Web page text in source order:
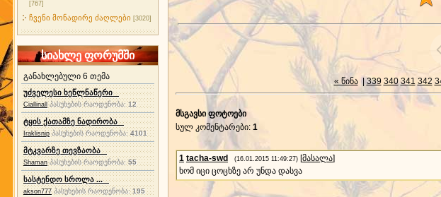
[767]
ჩვენი მონადირე ძაღლები [3020]
სიახლე ფორუმში
განახლებული 6 თემა
უძველესი ხეწლნაწერი
Ciallinall პასუხების რაოდენობა:12
ტყის ქათამზე ნადირობა
Iraklisnip პასუხების რაოდენობა: 4101
მტკვარზე თევზაობა
Shaman პასუხების რაოდენობა:55
სასტენდო სროლა ...
akson777 პასუხების რაოდენობა:195
« წინა|339 340 341 342
მსგავსი ფოტოები
სულ კომენტარები: 1
1 tacha-swd (16.01.2015 11:49:27) [მასალა]
ხომ იცი ცოცხზე არ უნდა დასვა